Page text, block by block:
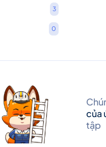
3
0
của
tập